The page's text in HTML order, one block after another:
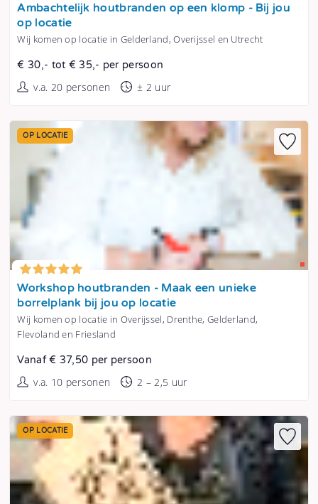
Ambachtelijk houtbranden op een klomp - Bij jou
op locatie
Wij komen op locatie in Gelderland, Overijssel en Utrecht
€ 30,- tot € 35,- per persoon
v.a. 20 personen ± 2 uur
Tonen
OP LOCATIE
Workshop houtbranden - Maak een unieke
borrelplank bij jou op locatie
Wij komen op locatie in Overijssel, Drenthe, Gelderland,
Flevoland en Friesland
Vanaf € 37,50 per persoon
v.a. 10 personen 2 – 2,5 uur
OP LOCATIE